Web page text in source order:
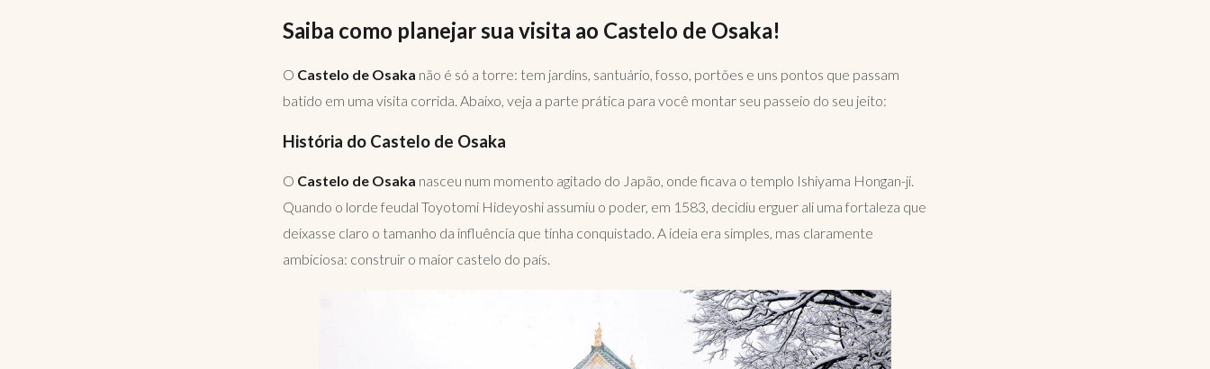
Saiba como planejar sua visita ao Castelo de Osaka!
O Castelo de Osaka não é só a torre: tem jardins, santuário, fosso, portões e uns pontos que passam
batido em uma visita corrida. Abaixo, veja a parte prática para você montar seu passeio do seu jeito:
História do Castelo de Osaka
O Castelo de Osaka nasceu num momento agitado do Japão, onde ficava o templo Ishiyama Hongan-ji.
Quando o lorde feudal Toyotomi Hideyoshi assumiu o poder, em 1583, decidiu erguer ali uma fortaleza que
deixasse claro o tamanho da influência que tinha conquistado. A ideia era simples, mas claramente
ambiciosa: construir o maior castelo do país.